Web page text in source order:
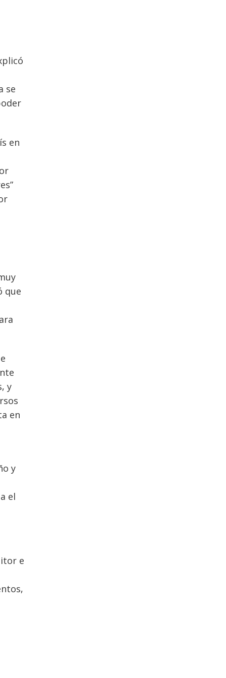
se
en
que
y
en
y
el
e